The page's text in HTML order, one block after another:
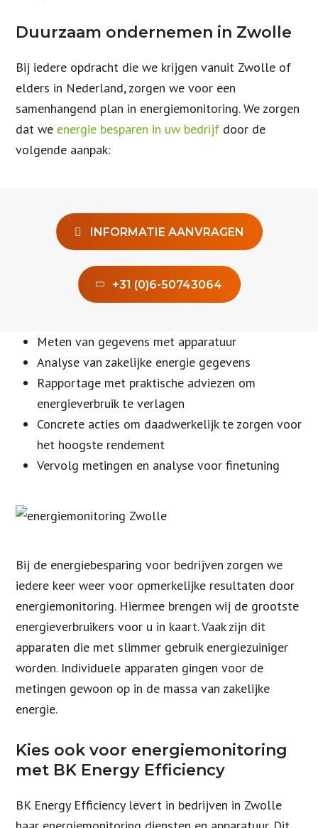
Duurzaam ondernemen in Zwolle
Bij iedere opdracht die we krijgen vanuit Zwolle of
elders in Nederland, zorgen we voor een
samenhangend plan in energiemonitoring. We zorgen
dat we energie besparen in uw bedrijf door de
volgende aanpak:
INFORMATIE AANVRAGEN
+31 (0)6-50743064
Meten van gegevens met apparatuur
Analyse van zakelijke energie gegevens
Rapportage met praktische adviezen om
energieverbruik te verlagen
Concrete acties om daadwerkelijk te zorgen voor
het hoogste rendement
Vervolg metingen en analyse voor finetuning
Bij de energiebesparing voor bedrijven zorgen we
iedere keer weer voor opmerkelijke resultaten door
energiemonitoring. Hiermee brengen wij de grootste
energieverbruikers voor u in kaart. Vaak zijn dit
apparaten die met slimmer gebruik energiezuiniger
worden. Individuele apparaten gingen voor de
metingen gewoon op in de massa van zakelijke
energie.
Kies ook voor energiemonitoring
met BK Energy Efficiency
BK Energy Efficiency levert in bedrijven in Zwolle